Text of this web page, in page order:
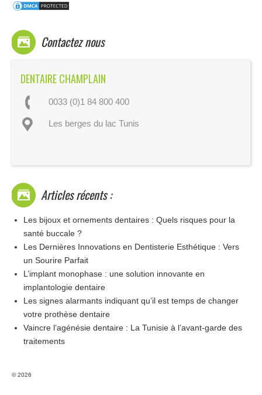
Contactez nous
DENTAIRE CHAMPLAIN
0033 (0)1 84 800 400
Les berges du lac Tunis
Articles récents :
Les bijoux et ornements dentaires : Quels risques pour la
santé buccale ?
Les Dernières Innovations en Dentisterie Esthétique : Vers
un Sourire Parfait
L’implant monophase : une solution innovante en
implantologie dentaire
Les signes alarmants indiquant qu’il est temps de changer
votre prothèse dentaire
Vaincre l’agénésie dentaire : La Tunisie à l’avant-garde des
traitements
© 2026